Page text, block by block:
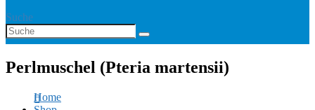
Suche
Perlmuschel (Pteria martensii)
Home